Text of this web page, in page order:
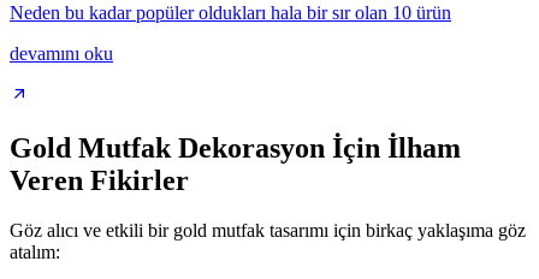
Neden bu kadar popüler oldukları hala bir sır olan 10 ürün
devamını oku
Gold Mutfak Dekorasyon İçin İlham
Veren Fikirler
Göz alıcı ve etkili bir gold mutfak tasarımı için birkaç yaklaşıma göz
atalım: